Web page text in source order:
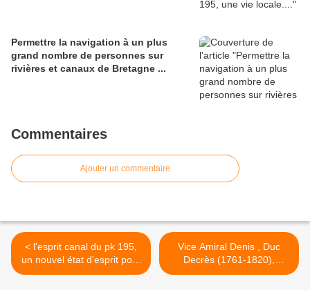
Permettre la navigation à un plus
grand nombre de personnes sur
rivières et canaux de Bretagne ...
Commentaires
Ajouter un commentaire
< l'esprit canal du pk 195,
un nouvel état d'esprit pour
une navigation plus
Vice Amiral Denis , Duc
Decrès (1761-1820),
Ministre de la Marine en